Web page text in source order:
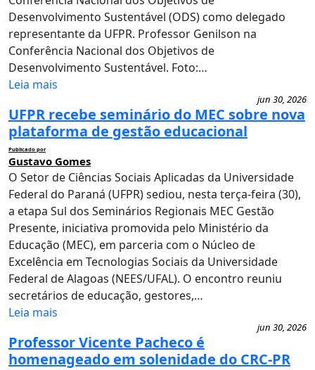
Desenvolvimento Sustentável (ODS) como delegado
representante da UFPR. Professor Genilson na
Conferência Nacional dos Objetivos de
Desenvolvimento Sustentável. Foto:…
Leia mais
jun 30, 2026
UFPR recebe seminário do MEC sobre nova
plataforma de gestão educacional
Publicado por
Gustavo Gomes
O Setor de Ciências Sociais Aplicadas da Universidade
Federal do Paraná (UFPR) sediou, nesta terça-feira (30),
a etapa Sul dos Seminários Regionais MEC Gestão
Presente, iniciativa promovida pelo Ministério da
Educação (MEC), em parceria com o Núcleo de
Excelência em Tecnologias Sociais da Universidade
Federal de Alagoas (NEES/UFAL). O encontro reuniu
secretários de educação, gestores,…
Leia mais
jun 30, 2026
Professor Vicente Pacheco é
homenageado em solenidade do CRC-PR